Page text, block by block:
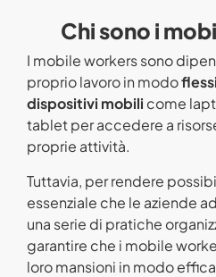
Chi sono i
I mobile workers sono
proprio lavoro in modo
dispositivi mobili come
tablet per accedere a
proprie attività.
Tuttavia, per rendere
essenziale che le aziende
una serie di pratiche
garantire che i mobile
loro mansioni in modo